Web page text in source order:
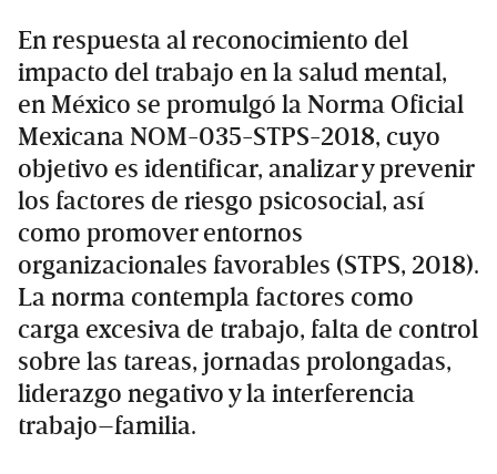
En respuesta al reconocimiento del
impacto del trabajo en la salud mental,
en México se promulgó la Norma Oficial
Mexicana NOM-035-STPS-2018, cuyo
objetivo es identificar, analizar y prevenir
los factores de riesgo psicosocial, así
como promover entornos
organizacionales favorables (STPS, 2018).
La norma contempla factores como
carga excesiva de trabajo, falta de control
sobre las tareas, jornadas prolongadas,
liderazgo negativo y la interferencia
trabajo–familia.